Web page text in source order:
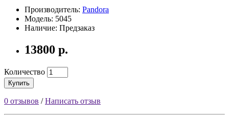
Производитель: Pandora
Модель: 5045
Наличие: Предзаказ
13800 р.
Количество
Купить
0 отзывов /Написать отзыв